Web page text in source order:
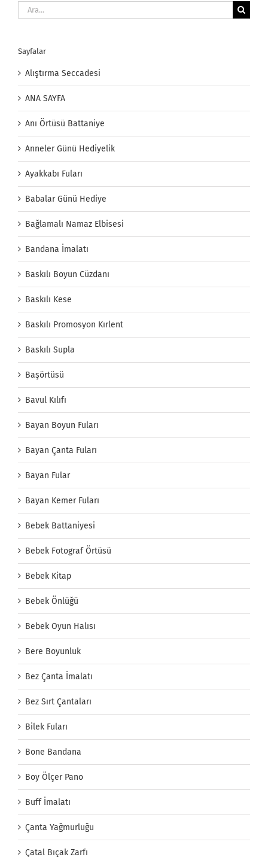
Ara:
Sayfalar
Alıştırma Seccadesi
ANA SAYFA
Anı Örtüsü Battaniye
Anneler Günü Hediyelik
Ayakkabı Fuları
Babalar Günü Hediye
Bağlamalı Namaz Elbisesi
Bandana İmalatı
Baskılı Boyun Cüzdanı
Baskılı Kese
Baskılı Promosyon Kırlent
Baskılı Supla
Başörtüsü
Bavul Kılıfı
Bayan Boyun Fuları
Bayan Çanta Fuları
Bayan Fular
Bayan Kemer Fuları
Bebek Battaniyesi
Bebek Fotograf Örtüsü
Bebek Kitap
Bebek Önlüğü
Bebek Oyun Halısı
Bere Boyunluk
Bez Çanta İmalatı
Bez Sırt Çantaları
Bilek Fuları
Bone Bandana
Boy Ölçer Pano
Buff İmalatı
Çanta Yağmurluğu
Çatal Bıçak Zarfı